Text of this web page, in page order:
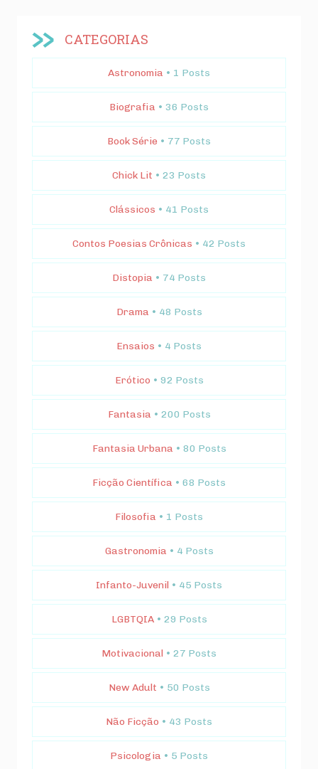
CATEGORIAS
Astronomia • 1 Posts
Biografia • 36 Posts
Book Série • 77 Posts
Chick Lit • 23 Posts
Clássicos • 41 Posts
Contos Poesias Crônicas • 42 Posts
Distopia • 74 Posts
Drama • 48 Posts
Ensaios • 4 Posts
Erótico • 92 Posts
Fantasia • 200 Posts
Fantasia Urbana • 80 Posts
Ficção Científica • 68 Posts
Filosofia • 1 Posts
Gastronomia • 4 Posts
Infanto-Juvenil • 45 Posts
LGBTQIA • 29 Posts
Motivacional • 27 Posts
New Adult • 50 Posts
Não Ficção • 43 Posts
Psicologia • 5 Posts